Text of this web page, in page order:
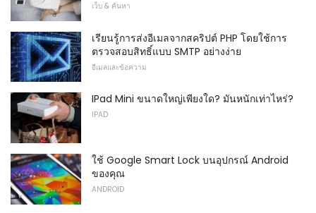
เว็บ & ค้นหา
เรียนรู้การส่งอีเมลจากสคริปต์ PHP โดยใช้การ
ตรวจสอบสิทธิ์แบบ SMTP อย่างง่าย
อีเมลและข้อความ
IPad Mini ขนาดใหญ่เพียงใด? มันหนักเท่าไหร่?
IPAD
ใช้ Google Smart Lock บนอุปกรณ์ Android
ของคุณ
ANDROID